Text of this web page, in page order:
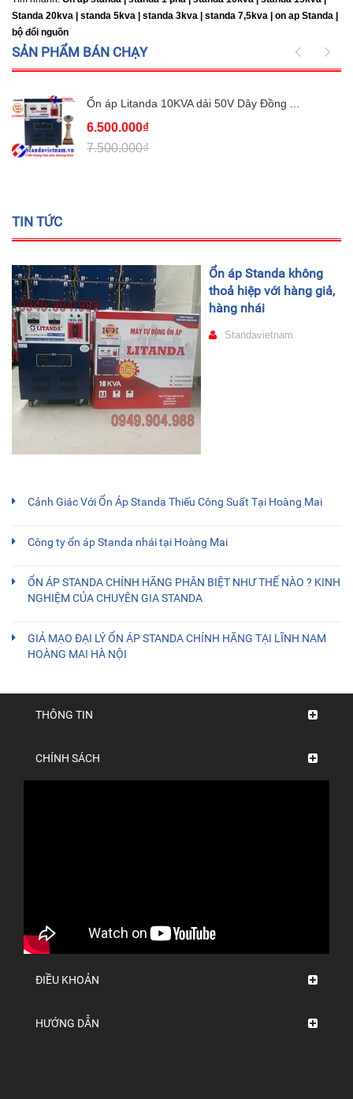
Standa 20kva |
standa 5kva | standa 3kva | standa 7,5kva | on ap Standa |
bộ đổi nguồn
SẢN PHẨM BÁN CHẠY
Ổn áp Litanda 10KVA dải 50V Dây Đồng ...
6.500.000₫
7.500.000₫
TIN TỨC
Ổn áp Standa không
thoả hiệp với hàng giả,
hàng nhái
Standavietnam
Cảnh Giác Với Ổn Áp Standa Thiếu Công Suất Tại Hoàng Mai
Công ty ổn áp Standa nhái tại Hoàng Mai
ỔN ÁP STANDA CHÍNH HÃNG PHÂN BIỆT NHƯ THẾ NÀO ? KINH
NGHIỆM CỦA CHUYÊN GIA STANDA
GIẢ MẠO ĐẠI LÝ ỔN ÁP STANDA CHÍNH HÃNG TẠI LĨNH NAM
HOÀNG MAI HÀ NỘI
THÔNG TIN
CHÍNH SÁCH
ĐIỀU KHOẢN
HƯỚNG DẪN